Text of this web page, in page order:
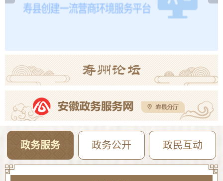
重磅民生利好！我县启动农村地区“一老一小”免费流感疫苗接种需求摸底 08-10
寿县防汛抗旱指挥部关于启动防汛防台风四级应急响应的通知
政务服务 政务公开 政民互动